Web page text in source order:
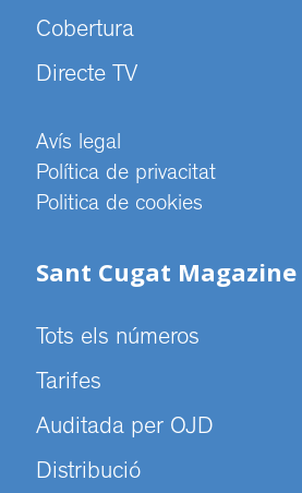
Cobertura
Directe TV
Avís legal
Política de privacitat
Politica de cookies
Sant Cugat Magazine
Tots els números
Tarifes
Auditada per OJD
Distribució